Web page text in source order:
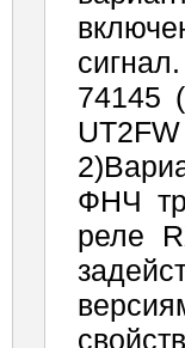
74145
ФНЧ
реле